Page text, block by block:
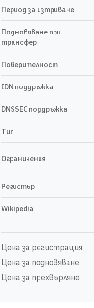
Период за изтриване
Подновяване при
трансфер
Поверителност
IDN поддръжка
DNSSEC поддръжка
Тип
Ограничения
Регистър
Wikipedia
Цена за регистрация
Цена за подновяване
Цена за прехвърляне